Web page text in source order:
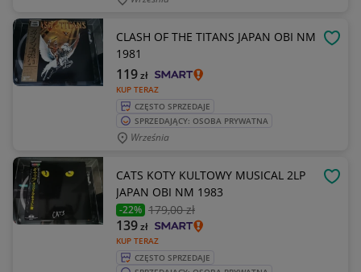
CLASH OF THE TITANS JAPAN OBI NM
1981
KUP TERAZ
119zł
CZĘSTO SPRZEDAJE
SPRZEDAJĄCY: OSOBA PRYWATNA
Września
CATS KOTY KULTOWY MUSICAL 2LP
JAPAN OBI NM 1983
-22% 179,00 zł
KUP TERAZ
139zł
CZĘSTO SPRZEDAJE